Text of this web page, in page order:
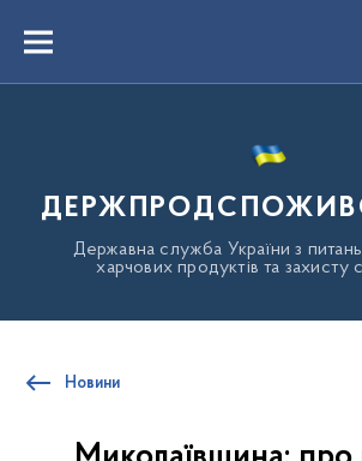
вмістуMenu
Державна служба України з
харчових продуктів та захисту
Новини